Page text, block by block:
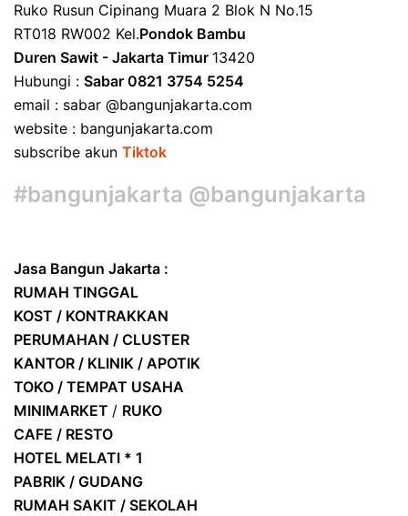
Ruko Rusun Cipinang Muara 2 Blok N No.15
RT018 RW002 Kel.Pondok Bambu
Duren Sawit - Jakarta Timur 13420
Hubungi : Sabar 0821 3754 5254
email : sabar @bangunjakarta.com
website : bangunjakarta.com
subscribe akun Tiktok
#bangunjakarta @bangunjakarta
Jasa Bangun Jakarta :
RUMAH TINGGAL
KOST / KONTRAKKAN
PERUMAHAN / CLUSTER
KANTOR / KLINIK / APOTIK
TOKO / TEMPAT USAHA
MINIMARKET / RUKO
CAFE / RESTO
HOTEL MELATI * 1
PABRIK / GUDANG
RUMAH SAKIT / SEKOLAH